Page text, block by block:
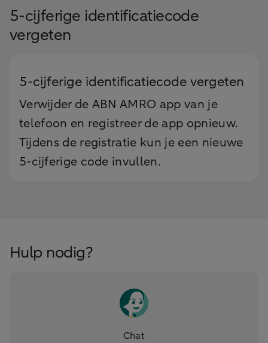
5-cijferige identificatiecode
vergeten
5-cijferige identificatiecode vergeten
Verwijder de ABN AMRO app van je
telefoon en registreer de app opnieuw.
Tijdens de registratie kun je een nieuwe
5-cijferige code invullen.
Hulp nodig?
Chat